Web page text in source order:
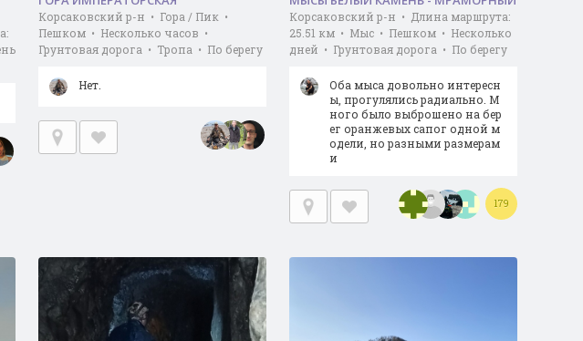
Корсаковский р-н • Гора / Пик •
Пешком • Несколько часов •
Грунтовая дорога • Тропа • По берегу
Нет.
Корсаковский р-н • Длина маршрута:
25.51 км • Мыс • Пешком • Несколько
дней • Грунтовая дорога • По берегу
Оба мыса довольно интересн
ы, прогулялись радиально. М
ного было выброшено на бер
ег оранжевых сапог одной м
одели, но разными размерам
и
179